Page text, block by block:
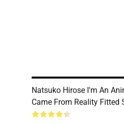
Natsuko Hirose I'm An
Came From Reality Fitted